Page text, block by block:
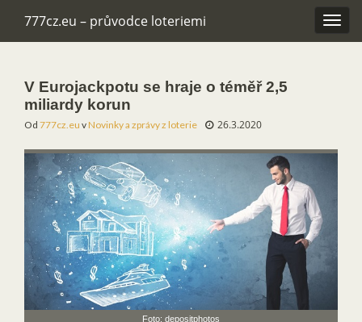
777cz.eu – průvodce loteriemi
V Eurojackpotu se hraje o téměř 2,5
miliardy korun
Od 777cz.eu vNovinky a zprávy z loterie 26.3.2020
Foto: depositphotos